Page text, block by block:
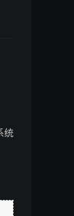
统